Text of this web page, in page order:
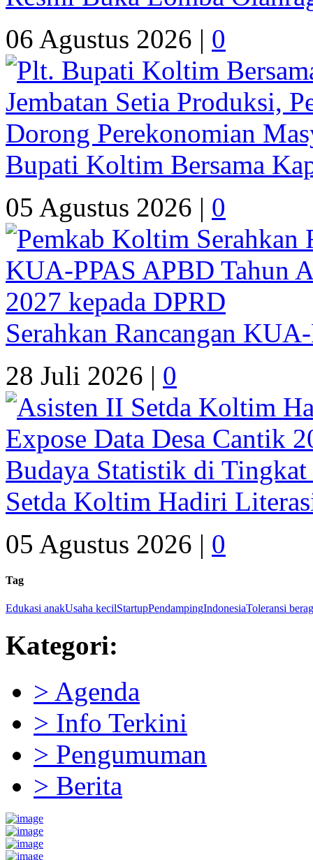
06 Agustus 2026 | 0
Bupati Koltim Bersama
05 Agustus 2026 | 0
Serahkan Rancangan
28 Juli 2026 | 0
Setda Koltim Hadiri
05 Agustus 2026 | 0
Tag
Edukasi anakUsaha kecilStartupPendampingIndonesiaToleransi
Kategori:
> Agenda
> Info Terkini
> Pengumuman
> Berita